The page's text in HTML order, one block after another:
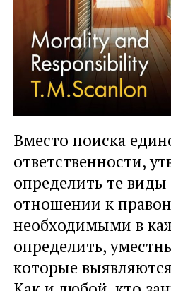
Вместо поиска
ответственности,
определить те
отношении к
необходимыми в
определить,
которые